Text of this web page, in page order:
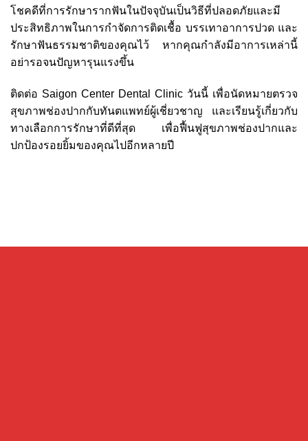
โชคดีที่การรักษารากฟันในปัจจุบันเป็นวิธีที่ปลอดภัยและมี
ประสิทธิภาพในการกำจัดการติดเชื้อ บรรเทาอาการปวด และ
รักษาฟันธรรมชาติของคุณไว้ หากคุณกำลังมีอาการเหล่านี้
อย่ารอจนปัญหารุนแรงขึ้น
ติดต่อ Saigon Center Dental Clinic วันนี้ เพื่อนัดหมายตรวจ
สุขภาพช่องปากกับทันตแพทย์ผู้เชี่ยวชาญ และเรียนรู้เกี่ยวกับ
ทางเลือกการรักษาที่ดีที่สุด เพื่อฟื้นฟูสุขภาพช่องปากและ
ปกป้องรอยยิ้มของคุณไปอีกหลายปี